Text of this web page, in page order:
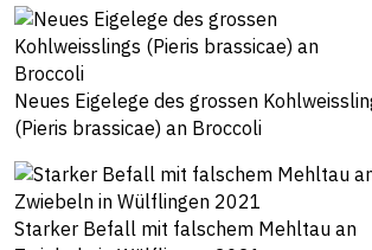
Neues Eigelege des grossen
(Pieris brassicae) an Broccoli
Starker Befall mit falschem Mehltau an